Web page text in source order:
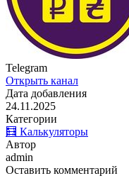
Telegram
Открыть канал
Дата добавления
24.11.2025
Категории
🧮 Калькуляторы
Автор
admin
Оставить комментарий